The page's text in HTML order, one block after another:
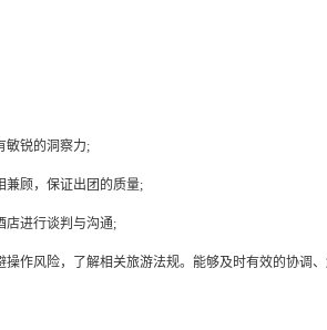
敏锐的洞察力;
兼顾，保证出团的质量;
店进行谈判与沟通;
操作风险，了解相关旅游法规。能够及时有效的协